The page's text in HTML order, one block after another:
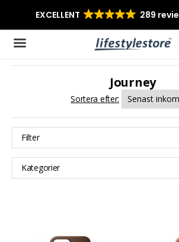
Produkten har blivit tillagd i
Journey
Sortera efter:
Filter
Kategorier